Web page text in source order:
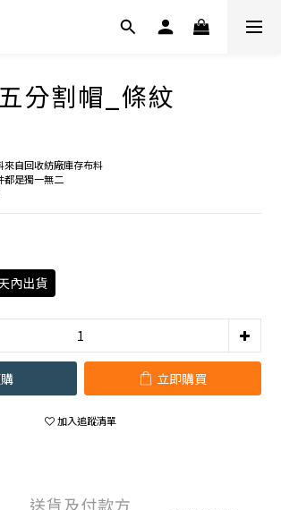
分割帽_條紋
自回收紡廠庫存布料
是獨一無二
內出貨
立即購買
加入追蹤清單
送貨及付款方